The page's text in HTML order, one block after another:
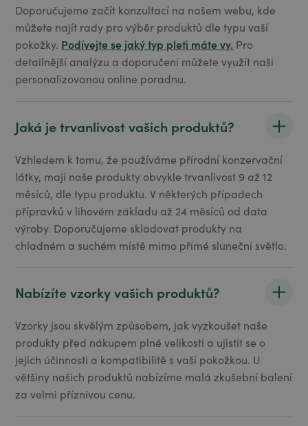
Doporučujeme začít konzultací na našem webu, kde
můžete najít rady pro výběr produktů dle typu vaší
pokožky. Podívejte se jaký typ pleti máte vy. Pro
detailnější analýzu a doporučení můžete využít naši
personalizovanou online poradnu.
Jaká je trvanlivost vašich produktů?
Vzhledem k tomu, že používáme přírodní konzervační
látky, mají naše produkty obvykle trvanlivost 9 až 12
měsíců, dle typu produktu. V některých případech
přípravků v lihovém základu až 24 měsíců od data
výroby. Doporučujeme skladovat produkty na
chladném a suchém místě mimo přímé sluneční světlo.
Nabízíte vzorky vašich produktů?
Vzorky jsou skvělým způsobem, jak vyzkoušet naše
produkty před nákupem plné velikosti a ujistit se o
jejich účinnosti a kompatibilitě s vaší pokožkou. U
většiny našich produktů nabízíme malá zkušební balení
za velmi příznivou cenu.